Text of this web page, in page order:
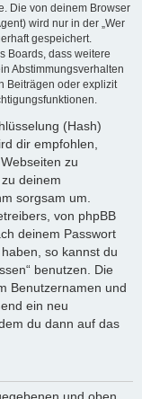
Die von deinem Browser
wird nur in der „Wer
gespeichert.
Boards, dass weitere
Abstimmungsverhalten
Beiträgen oder explizit
(Hash)
dir empfohlen,
zu
deinem
sorgsam um.
von phpBB
deinem Passwort
so kannst du
benutzen. Die
Benutzernamen und
ein neu
du dann auf das
und oben